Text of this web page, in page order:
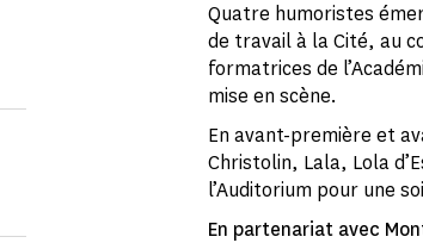
Quatre humoristes
de travail à la Cité, au
formatrices de
mise en scène.
En avant-première et
Christolin, Lala, Lola
l’Auditorium pour une
En partenariat avec